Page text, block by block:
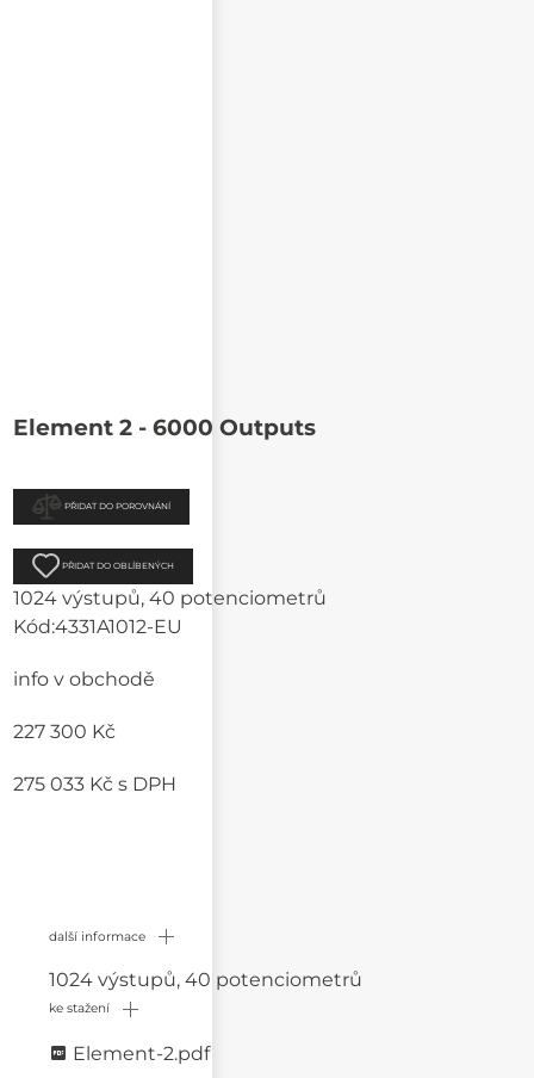
Element 2 - 6000 Outputs
PŘIDAT DO POROVNÁNÍ
PŘIDAT DO OBLÍBENÝCH
1024 výstupů, 40 potenciometrů
Kód:4331A1012-EU
info v obchodě
227 300 Kč
275 033 Kčs DPH
další informace
1024 výstupů, 40 potenciometrů
ke stažení
Element-2.pdf